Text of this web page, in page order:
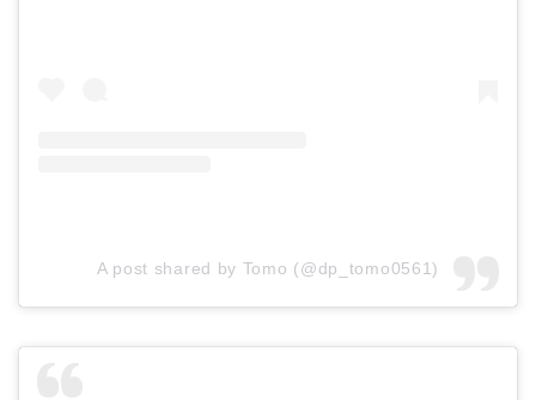
A post shared by Tomo (@dp_tomo0561)